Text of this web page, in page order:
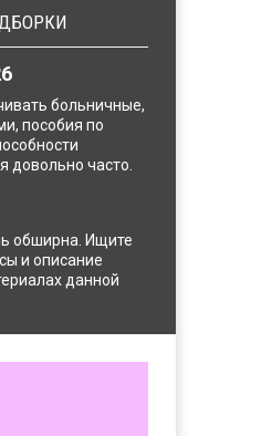
больничные,
пособия по
довольно часто.
обширна. Ищите
и описание
данной